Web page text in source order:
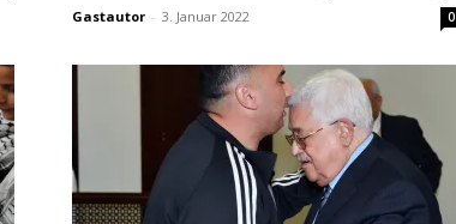
Gastautor - 3. Januar 2022 0